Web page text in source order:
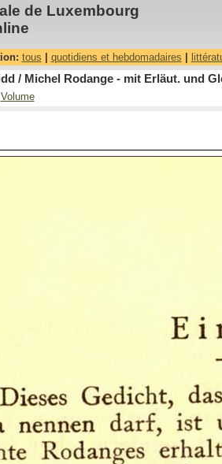
de Luxembourg
tous quotidiens et hebdomadaires
/ Michel Rodange - mit Erläut. und
Volume